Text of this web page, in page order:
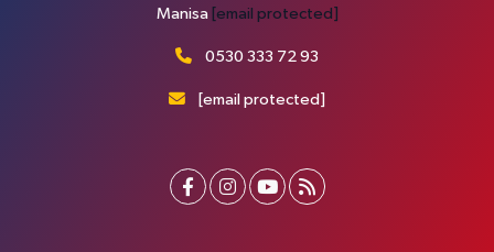
Manisa [email protected]
0530 333 72 93
[email protected]